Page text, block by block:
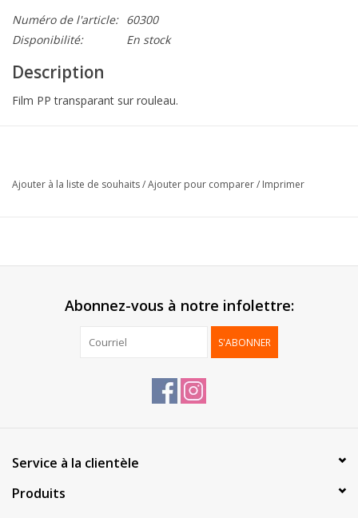
Numéro de l'article: 60300
Disponibilité:
En stock
Description
Film PP transparant sur rouleau.
Livré:
Sur rouleau
d'informations*
Ajouter à la liste de souhaits/Ajouter pour comparer/ Imprimer
Abonnez-vous à notre infolettre:
S'ABONNER
Service à la clientèle
Produits